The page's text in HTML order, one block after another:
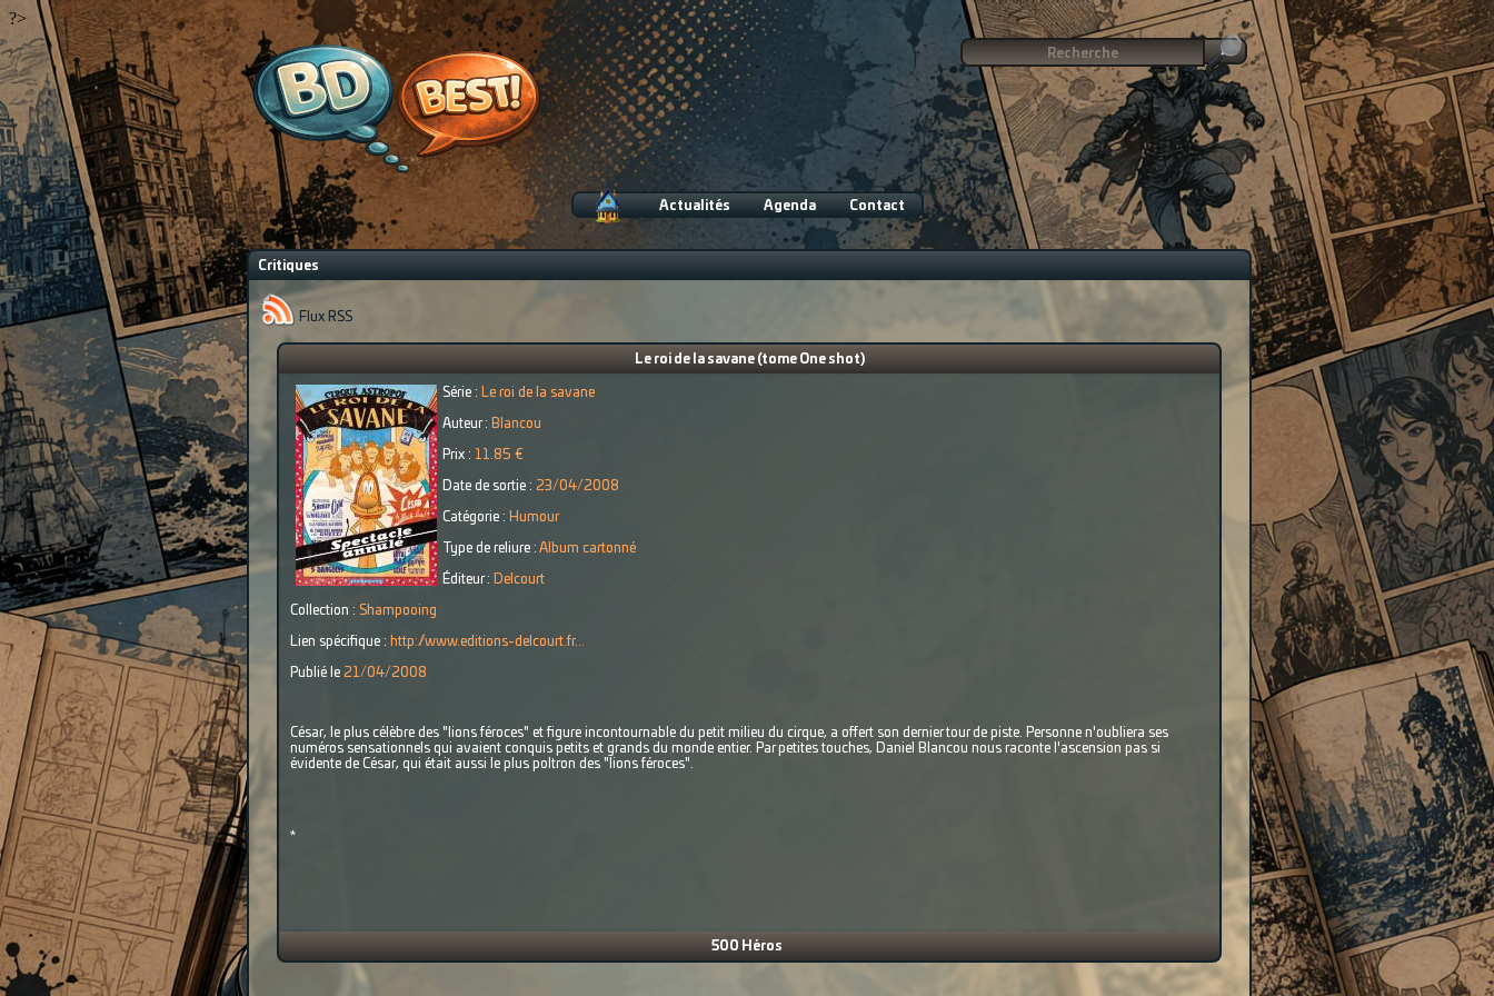
?>
Actualités Agenda Contact
Critiques
Flux RSS
Le roi de la savane (tome One shot)
Série : Le roi de la savane
Auteur : Blancou
Prix : 11.85 €
Date de sortie : 23/04/2008
Catégorie : Humour
Type de reliure : Album cartonné
Éditeur : Delcourt
Collection : Shampooing
Lien spécifique : http://www.editions-delcourt.fr...
Publié le 21/04/2008
César, le plus célèbre des "lions féroces" et figure incontournable du petit milieu du cirque, a offert son dernier tour de piste. Personne n'oubliera ses
numéros sensationnels qui avaient conquis petits et grands du monde entier. Par petites touches, Daniel Blancou nous raconte l'ascension pas si
évidente de César, qui était aussi le plus poltron des "lions féroces".
*
500 Héros